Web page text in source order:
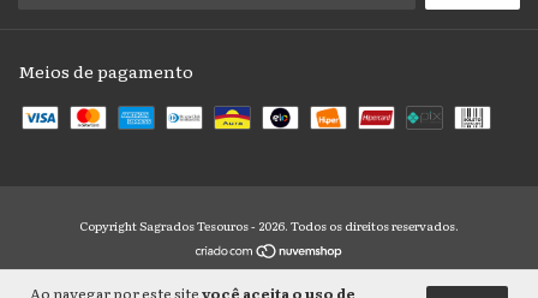
Ao navegar por este sitevocê aceita o uso de
Meios de pagamento
Copyright Sagrados Tesouros - 2026. Todos os direitos reservados.